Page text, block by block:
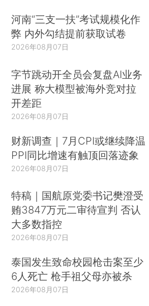
河南“三支一扶”考试规模化作
弊 内外勾结提前获取试卷
2026年08月07日
字节跳动开全员会复盘AI业务
进展 称大模型被海外竞对拉
开差距
2026年08月07日
财新调查｜7月CPI或继续降温
PPI同比增速有触顶回落迹象
2026年08月07日
特稿｜国航原党委书记樊澄受
贿3847万元二审待宣判 否认
大多数指控
2026年08月07日
泰国发生致命校园枪击案至少
6人死亡 枪手祖父母亦被杀
2026年08月07日